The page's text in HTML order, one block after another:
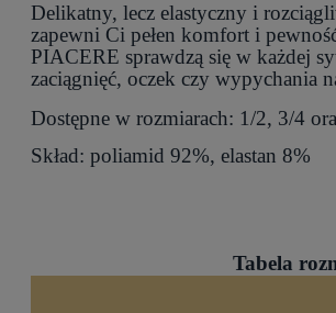
Delikatny, lecz elastyczny i
zapewni Ci pełen komfort i
PIACERE sprawdzą się w każdej
zaciągnięć, oczek czy wypychania
Dostępne w rozmiarach: 1/2, 3/4
Skład: poliamid 92%, elastan 8%
Tabela